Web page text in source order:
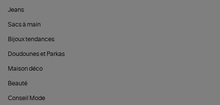
Jeans
Sacs à main
Bijoux tendances
Doudounes et Parkas
Maison déco
Beauté
Conseil Mode